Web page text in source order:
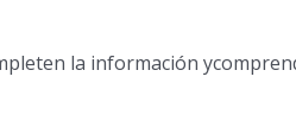
la información